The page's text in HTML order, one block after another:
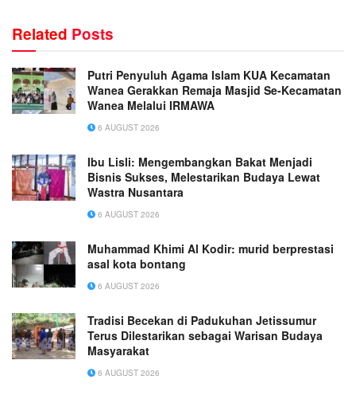
Related Posts
Putri Penyuluh Agama Islam KUA Kecamatan
Wanea Gerakkan Remaja Masjid Se-Kecamatan
Wanea Melalui IRMAWA
6 AUGUST 2026
Ibu Lisli: Mengembangkan Bakat Menjadi
Bisnis Sukses, Melestarikan Budaya Lewat
Wastra Nusantara
6 AUGUST 2026
Muhammad Khimi Al Kodir: murid berprestasi
asal kota bontang
6 AUGUST 2026
Tradisi Becekan di Padukuhan Jetissumur
Terus Dilestarikan sebagai Warisan Budaya
Masyarakat
6 AUGUST 2026